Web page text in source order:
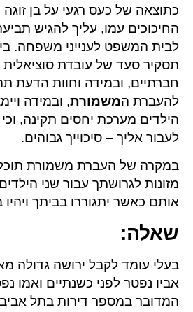
כתוצאה של כעס רגעי על בן
החיכוכים עמו, עליך להגיש
לבית המשפט לענייני משפחה.
תסקיר סעד של עובדת
חברתיים, ובמידה וחוות הדעת
להעברת המשמורת, ובמידה
הילדים מערכת יחסים תקינה, וכי
לעבור אליך – סיכוייך גבוהים.
במקרה של העברת משמורת
מזונות לגרושתך עבור שני
אותם כאשר יתגוררו בביתך ויהיו
שאלה:
בעלי עומד לקבל ירושה גדולה
אביו נפטר לפני כשנתיים ואמו
המדובר במספר דירות בתל